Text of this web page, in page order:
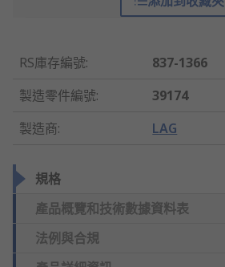
RS庫存編號:
837-1366
製造零件編號:
39174
製造商: LAG
規格
產品概覽和技術數據資料表
法例與合規